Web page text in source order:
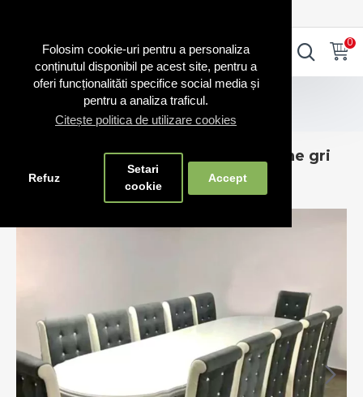
Folosim cookie-uri pentru a personaliza
conținutul disponibil pe acest site, pentru a
oferi funcționalităti specifice social media și
pentru a analiza traficul.
Citește politica de utilizare cookies
Refuz
Setari
cookie
Accept
0
Mobilier
Masă ovală pentru living cu 12 scaune gri cu alb
Masă ovală pentru living cu 12 scaune gri
cu alb